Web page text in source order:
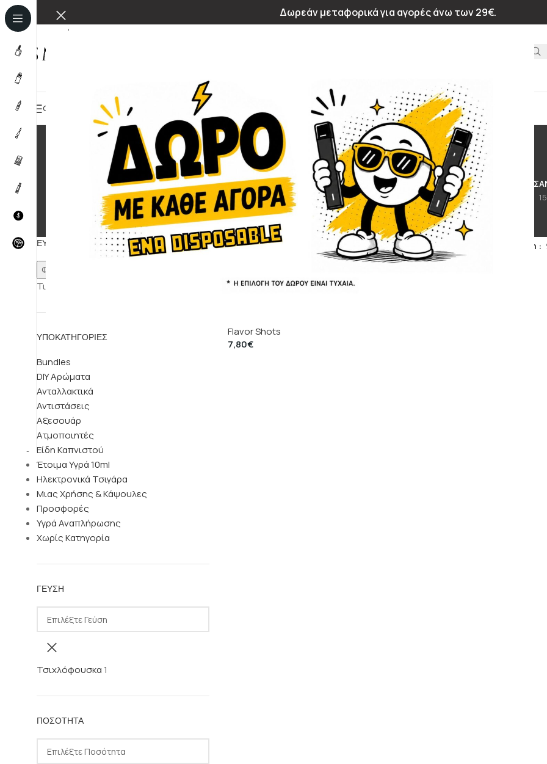
Δωρεάν μεταφορικά για αγορές άνω των 29€.
ΌΛΕΣ ΟΙ ΚΑΤΗΓΟΡΊΕΣ HOMEΚΑΤΆΣΤΗΜΑ
Big Bubble
ΗΛΕΚΤΡΟΝΙΚΆ ΤΣΙΓΆΡΑΑΤΜΟΠΟΙΗΤΈΣ
35 Προϊόντα
ΥΓΡΆ ΑΝΑΠΛΉΡΩΣΗΣ
518 Προϊόντα
ΈΤΟΙΜΑ ΥΓΡΆ 10ML
81 Προϊόντα
DIY ΑΡΏΜΑΤΑ
19 Προϊόντα
ΜΙΑΣ ΧΡΉΣΗΣ & ΚΆΨΟΥΛΕΣ
135 Προϊόντα
BUNDLES
4 Προϊόντα
ΧΩΡΊΣ ΚΑΤΗΓΟΡΊΑ
3 Προϊόντα
ΕΎΡΟΣ ΤΙΜΉΣ
Φιλτράρισμα
Τιμή:
ΥΠΟΚΑΤΗΓΟΡΊΕΣ
Bundles
DIY Αρώματα
Ανταλλακτικά
Αντιστάσεις
Αξεσουάρ
Ατμοποιητές
Είδη Καπνιστού
Έτοιμα Υγρά 10ml
Ηλεκτρονικά Τσιγάρα
Μιας Χρήσης & Κάψουλες
Προσφορές
Υγρά Αναπλήρωσης
Χωρίς Κατηγορία
ΓΕΎΣΗ
Τσιχλόφουσκα1
ΠΟΣΌΤΗΤΑ
Αρχική σελίδα Προϊόντα με ετικέτα “Big Bubble” Εμφάνιση
Flavor Shots
7,80€